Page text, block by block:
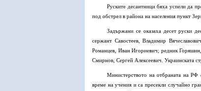
Руските десантници бяха успели да
под обстрел в района на населения пункт
Задържани се оказаха десет руски
сержант Савостеев, Владимир
Романцев, Иван Игориевич; редник
Смирнов, Сергей Алексеевич. Украинската
Министерството на отбраната на РФ
време на учения и са пресекли случайно